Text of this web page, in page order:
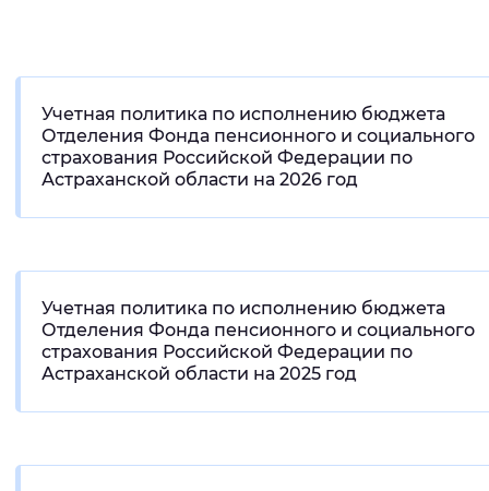
Нормальный Увеличенный
Цвет сайта
Изображения
Включены Выключены
Учетная политика по исполнению бюджета
Отделения Фонда пенсионного и социального
страхования Российской Федерации по
Астраханской области на 2026 год
Учетная политика по исполнению бюджета
Отделения Фонда пенсионного и социального
страхования Российской Федерации по
Астраханской области на 2025 год